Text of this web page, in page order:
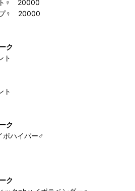
ト♀ 20000
プ♀ 20000
ク
ト
ト
ク
ハイパー♂
ク